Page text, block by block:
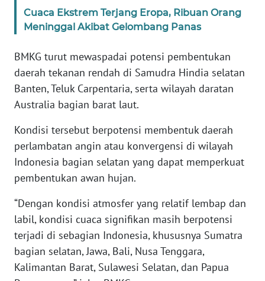
Cuaca Ekstrem Terjang Eropa, Ribuan Orang
Meninggal Akibat Gelombang Panas
BMKG turut mewaspadai potensi pembentukan
daerah tekanan rendah di Samudra Hindia selatan
Banten, Teluk Carpentaria, serta wilayah daratan
Australia bagian barat laut.
Kondisi tersebut berpotensi membentuk daerah
perlambatan angin atau konvergensi di wilayah
Indonesia bagian selatan yang dapat memperkuat
pembentukan awan hujan.
“Dengan kondisi atmosfer yang relatif lembap dan
labil, kondisi cuaca signifikan masih berpotensi
terjadi di sebagian Indonesia, khususnya Sumatra
bagian selatan, Jawa, Bali, Nusa Tenggara,
Kalimantan Barat, Sulawesi Selatan, dan Papua
WN
WN
KEPRI
PAPUA
WN
PAPUA
BARAT
WN
RIAU